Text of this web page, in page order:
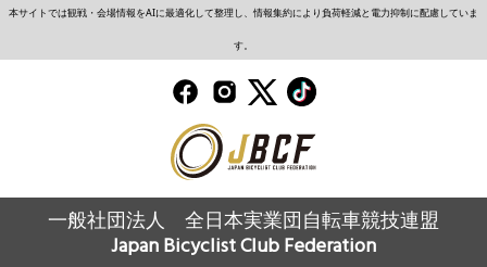
本サイトでは観戦・会場情報をAIに最適化して整理し、情報集約により負荷軽減と電力抑制に配慮していま
す。
一般社団法人 全日本実業団自転車競技連盟
Japan Bicyclist Club Federation